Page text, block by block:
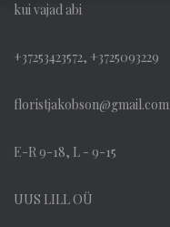
kui vajad abi
+37253423572, +3725093229
floristjakobson@gmail.com
E-R 9-18, L - 9-15
UUS LILL OÜ